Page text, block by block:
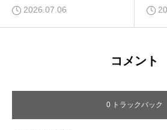
力を解説
2026.07.06
コメント
0 トラックバック